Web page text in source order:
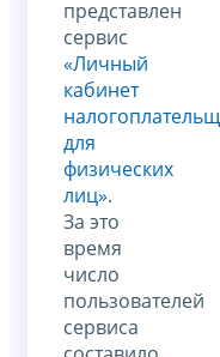
представлен
сервис
«Личный
кабинет
для
физических
лиц».
За это
время
число
пользователей
сервиса